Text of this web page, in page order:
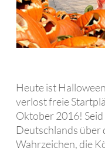
Heute ist
verlost freie
Oktober 2016!
Deutschlands über
Wahrzeichen, die